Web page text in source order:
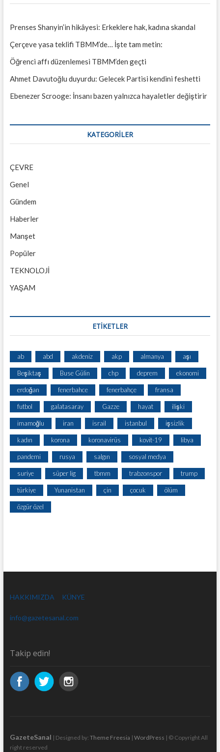
Prenses Shanyin’in hikâyesi: Erkeklere hak, kadına skandal
Çerçeve yasa teklifi TBMM’de… İşte tam metin:
Öğrenci affı düzenlemesi TBMM’den geçti
Ahmet Davutoğlu duyurdu: Gelecek Partisi kendini feshetti
Ebenezer Scrooge: İnsanı bazen yalnızca hayaletler değiştirir
KATEGORILER
ÇEVRE
Genel
Gündem
Haberler
Manşet
Popüler
TEKNOLOJİ
YAŞAM
ETİKETLER
ab abd akdeniz akp almanya aşı
Beşiktaş Buse Gülin chp deprem ekonomi
erdoğan fenerbahce fenerbahçe fransa
futbol galatasaray Gazze hayat ilişki
imamoğlu iran israil istanbul işsizlik
kadın korona koronavirüs kovit-19 libya
pandemi rusya salgın sosyal medya
suriye süper lig tbmm trabzonspor trump
türkiye Yunanistan çin çocuk ölüm
özgür özel
HAKKIMIZDA KÜNYE
info@gazetesanal.com
Takip edin!
GazeteSanal | Designed by: Theme Freesia | WordPress | © Copyright All
right reserved